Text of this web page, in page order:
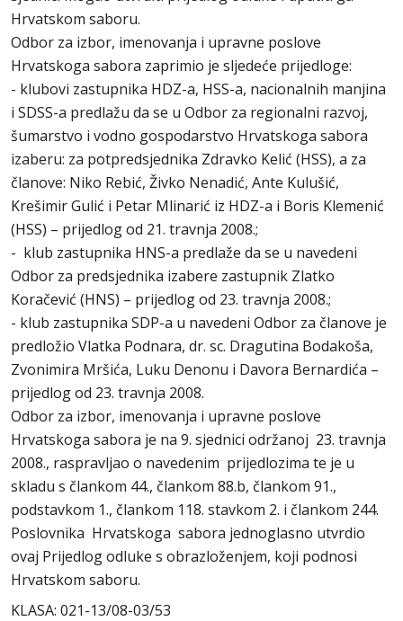
Hrvatskom saboru.
Odbor za izbor, imenovanja i upravne poslove
Hrvatskoga sabora zaprimio je sljedeće prijedloge:
- klubovi zastupnika HDZ-a, HSS-a, nacionalnih manjina
i SDSS-a predlažu da se u Odbor za regionalni razvoj,
šumarstvo i vodno gospodarstvo Hrvatskoga sabora
izaberu: za potpredsjednika Zdravko Kelić (HSS), a za
članove: Niko Rebić, Živko Nenadić, Ante Kulušić,
Krešimir Gulić i Petar Mlinarić iz HDZ-a i Boris Klemenić
(HSS) – prijedlog od 21. travnja 2008.;
- klub zastupnika HNS-a predlaže da se u navedeni
Odbor za predsjednika izabere zastupnik Zlatko
Koračević (HNS) – prijedlog od 23. travnja 2008.;
- klub zastupnika SDP-a u navedeni Odbor za članove je
predložio Vlatka Podnara, dr. sc. Dragutina Bodakoša,
Zvonimira Mršića, Luku Denonu i Davora Bernardića –
prijedlog od 23. travnja 2008.
Odbor za izbor, imenovanja i upravne poslove
Hrvatskoga sabora je na 9. sjednici održanoj 23. travnja
2008., raspravljao o navedenim prijedlozima te je u
skladu s člankom 44., člankom 88.b, člankom 91.,
podstavkom 1., člankom 118. stavkom 2. i člankom 244.
Poslovnika Hrvatskoga sabora jednoglasno utvrdio
ovaj Prijedlog odluke s obrazloženjem, koji podnosi
Hrvatskom saboru.
KLASA: 021-13/08-03/53